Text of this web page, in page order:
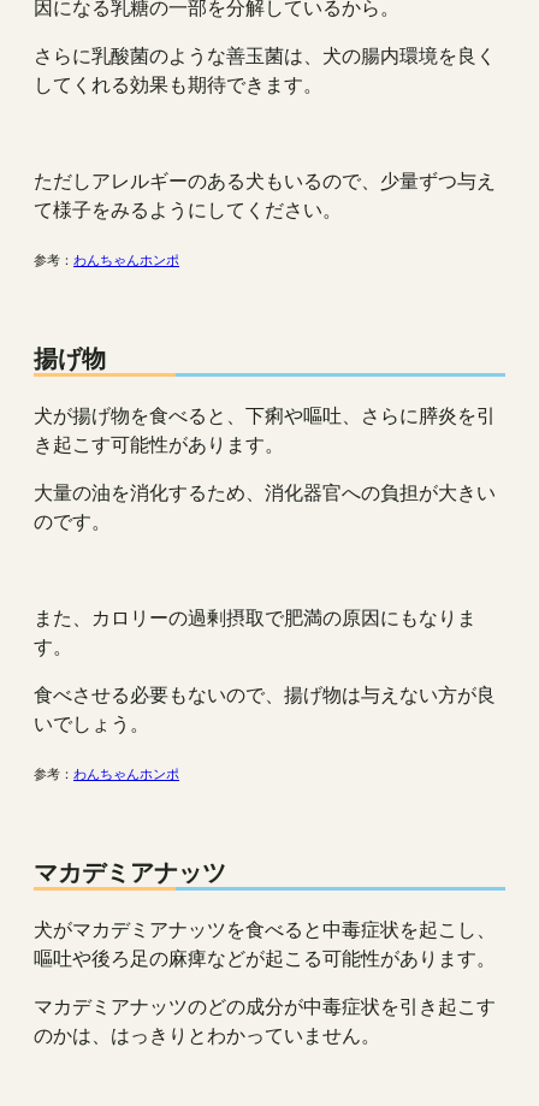
因になる乳糖の一部を分解しているから。
さらに乳酸菌のような善玉菌は、犬の腸内環境を良く
してくれる効果も期待できます。
ただしアレルギーのある犬もいるので、少量ずつ与え
て様子をみるようにしてください。
参考： わんちゃんホンポ
揚げ物
犬が揚げ物を食べると、下痢や嘔吐、さらに膵炎を引
き起こす可能性があります。
大量の油を消化するため、消化器官への負担が大きい
のです。
また、カロリーの過剰摂取で肥満の原因にもなりま
す。
食べさせる必要もないので、揚げ物は与えない方が良
いでしょう。
参考： わんちゃんホンポ
マカデミアナッツ
犬がマカデミアナッツを食べると中毒症状を起こし、
嘔吐や後ろ足の麻痺などが起こる可能性があります。
マカデミアナッツのどの成分が中毒症状を引き起こす
のかは、はっきりとわかっていません。